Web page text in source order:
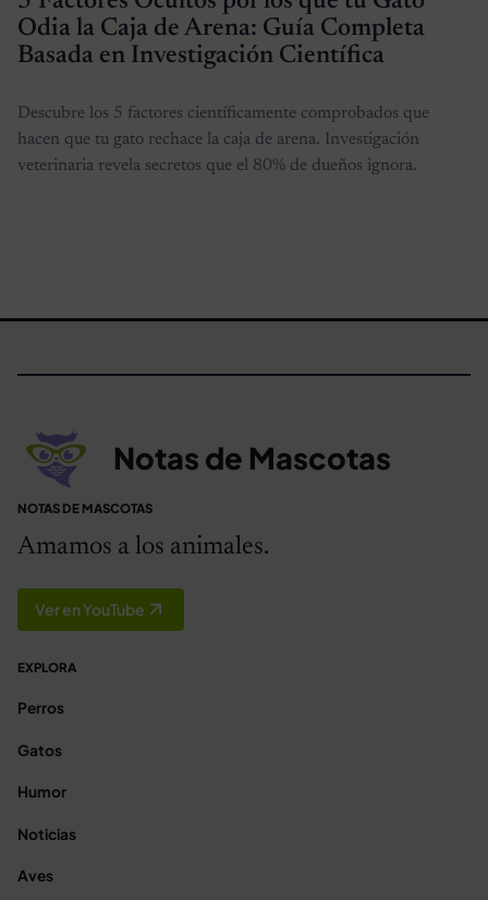
Odia la Caja de Arena: Guía Completa
Basada en Investigación Científica
Descubre los 5 factores científicamente comprobados que
hacen que tu gato rechace la caja de arena. Investigación
veterinaria revela secretos que el 80% de dueños ignora.
Notas de Mascotas
NOTAS DE MASCOTAS
Amamos a los animales.
Ver en YouTube
EXPLORA
Perros
Gatos
Humor
Noticias
Aves